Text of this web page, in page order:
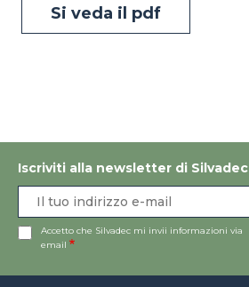
Si veda il pdf
Iscriviti alla newsletter di Silvadec
Accetto che Silvadec mi invii informazioni via
email